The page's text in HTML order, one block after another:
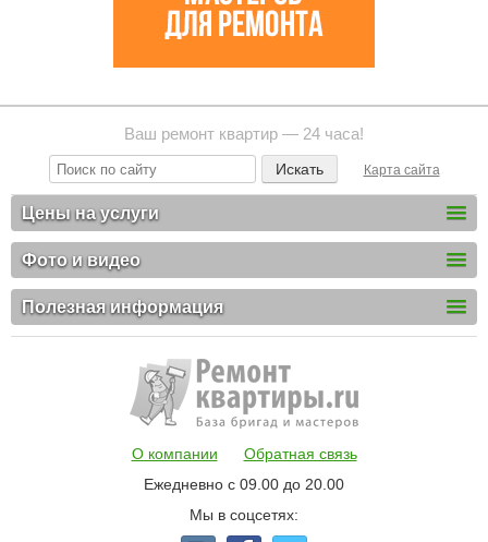
Ваш ремонт квартир — 24 часа!
Карта сайта
Цены на услуги
Фото и видео
Полезная информация
О компании
Обратная связь
Ежедневно с 09.00 до 20.00
Мы в соцсетях: